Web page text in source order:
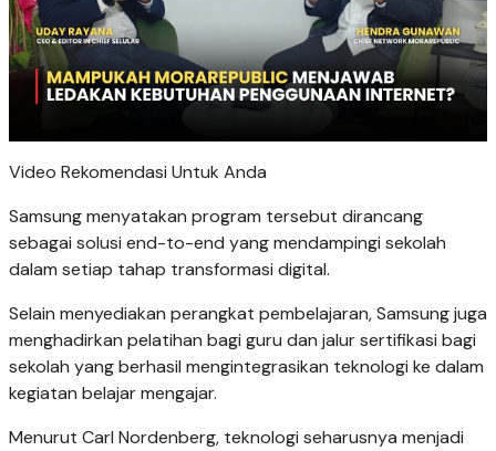
Video Rekomendasi Untuk Anda
Samsung menyatakan program tersebut dirancang
sebagai solusi end-to-end yang mendampingi sekolah
dalam setiap tahap transformasi digital.
Selain menyediakan perangkat pembelajaran, Samsung juga
menghadirkan pelatihan bagi guru dan jalur sertifikasi bagi
sekolah yang berhasil mengintegrasikan teknologi ke dalam
kegiatan belajar mengajar.
Menurut Carl Nordenberg, teknologi seharusnya menjadi